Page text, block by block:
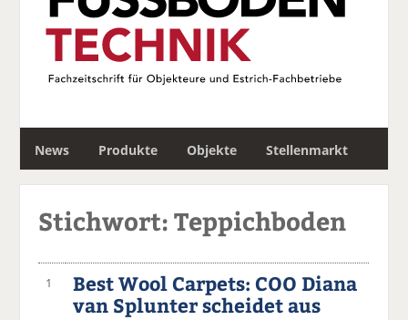
News Produkte Objekte Stellenmarkt
c
Stichwort: Teppichboden
1
Best Wool Carpets: COO Diana
van Splunter scheidet aus